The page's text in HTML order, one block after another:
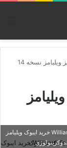
دانلود کتاب غدد درون ریز ویلیامز نسخه 14
دانلود کتاب Williams Textbook of Endocrinology 14th Edition خرید ایبوک ویلیامز